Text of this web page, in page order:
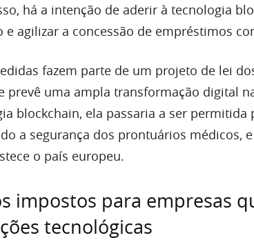
há a intenção de aderir à tecnologia
e agilizar a concessão de empréstimos
fazem parte de um projeto de lei
prevê uma ampla transformação digital
blockchain, ela passaria a ser permitida
a segurança dos prontuários médicos,
o país europeu.
impostos para empresas
tecnológicas